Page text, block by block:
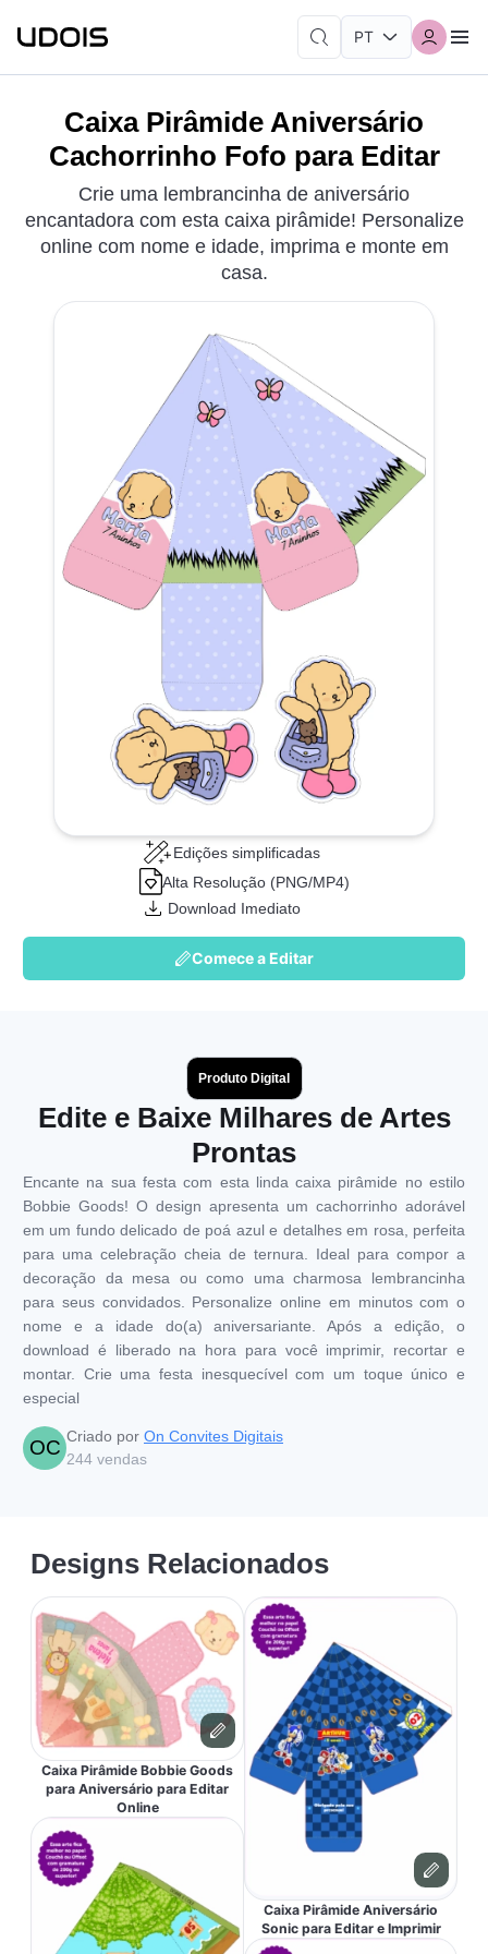
Caixa Pirâmide Aniversário
Cachorrinho Fofo para Editar
Crie uma lembrancinha de aniversário
encantadora com esta caixa pirâmide! Personalize
online com nome e idade, imprima e monte em
casa.
Edições simplificadas
Alta Resolução (PNG/MP4)
Download Imediato
Comece a Editar
Produto Digital
Edite e Baixe Milhares de Artes
Prontas
Encante na sua festa com esta linda caixa pirâmide no estilo
Bobbie Goods! O design apresenta um cachorrinho adorável
em um fundo delicado de poá azul e detalhes em rosa, perfeita
para uma celebração cheia de ternura. Ideal para compor a
decoração da mesa ou como uma charmosa lembrancinha
para seus convidados. Personalize online em minutos com o
nome e a idade do(a) aniversariante. Após a edição, o
download é liberado na hora para você imprimir, recortar e
montar. Crie uma festa inesquecível com um toque único e
especial
OC Criado por On Convites Digitais
244 vendas
Designs Relacionados
Caixa Pirâmide Bobbie Goods
para Aniversário para Editar
Online
Caixa Pirâmide Aniversário
Sonic para Editar e Imprimir